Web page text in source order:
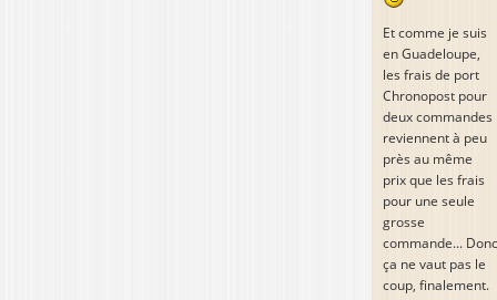
Et comme je suis
en Guadeloupe,
les frais de port
Chronopost pour
deux commandes
reviennent à peu
près au même
prix que les frais
pour une seule
grosse
commande... Donc
ça ne vaut pas le
coup, finalement.